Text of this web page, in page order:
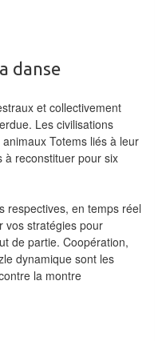
danse
et collectivement
Les civilisations
Totems liés à leur
à reconstituer pour six
respectives, en temps réel
vos stratégies pour
de partie. Coopération,
dynamique sont les
la montre